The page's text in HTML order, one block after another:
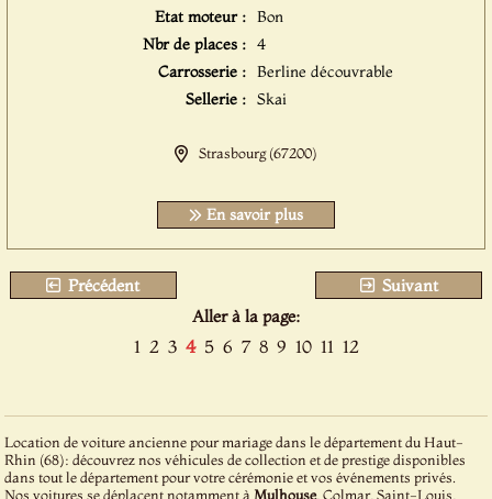
Etat moteur : Bon
Nbr de places : 4
Carrosserie : Berline découvrable
Sellerie : Skai
Strasbourg (67200)
En savoir plus
Précédent
Suivant
Aller à la page:
1 2 3 4 5 6 7 8 9 10 11 12
Location de voiture ancienne pour mariage dans le département du Haut-
Rhin (68): découvrez nos véhicules de collection et de prestige disponibles
dans tout le département pour votre cérémonie et vos événements privés.
Nos voitures se déplacent notamment à Mulhouse, Colmar, Saint-Louis,